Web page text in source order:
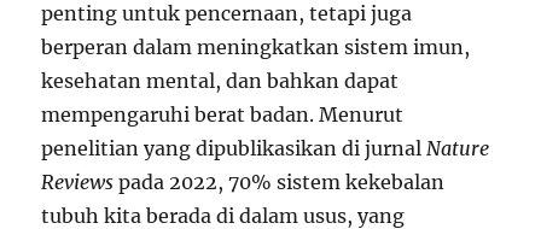
penting untuk pencernaan, tetapi juga
berperan dalam meningkatkan sistem imun,
kesehatan mental, dan bahkan dapat
mempengaruhi berat badan. Menurut
penelitian yang dipublikasikan di jurnalNature
Reviews pada 2022, 70% sistem kekebalan
tubuh kita berada di dalam usus, yang